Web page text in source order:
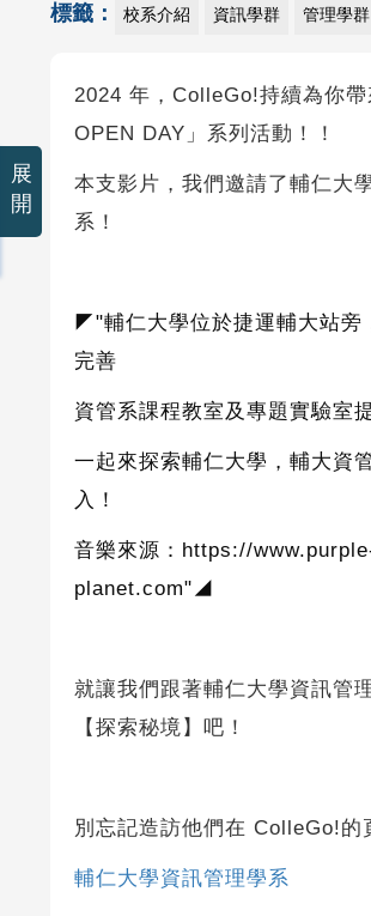
標籤：
校系介紹 資訊學群 管理學群
2024 年，ColleGo!持續為你帶
OPEN DAY」系列活動！！
本支影片，我們邀請了輔仁大
系！
◤"輔仁大學位於捷運輔大站旁
完善
資管系課程教室及專題實驗室
一起來探索輔仁大學，輔大資
入！
音樂來源： https://
planet.com"◢
就讓我們跟著輔仁大學資訊管
【探索秘境】吧！
別忘記造訪他們在 ColleGo!的
輔仁大學資訊管理學系
展
開